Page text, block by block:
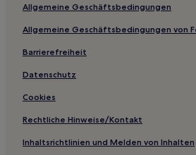
Allgemeine Geschäftsbedingungen
Allgemeine Geschäftsbedingungen von
Barrierefreiheit
Datenschutz
Cookies
Rechtliche Hinweise/Kontakt
Inhaltsrichtlinien und Melden von Inhalten